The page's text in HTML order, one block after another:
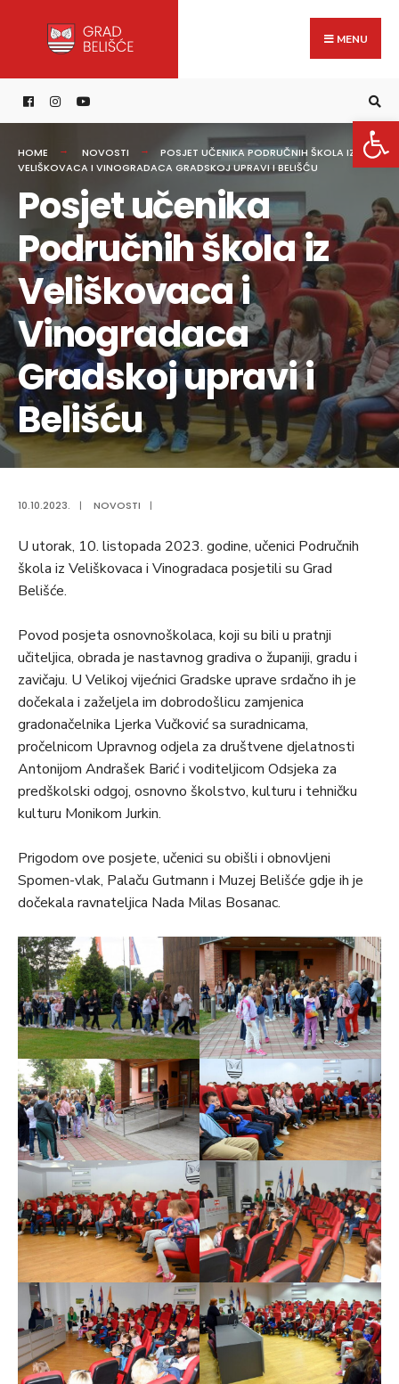
content
MENU
HOME NOVOSTI
POSJET UČENIKA PODRUČNIH ŠKOLA IZ
VELIŠKOVACA I VINOGRADACA GRADSKOJ UPRAVI I BELIŠĆU
Posjet učenika
Područnih škola iz
Veliškovaca i
Vinogradaca
Gradskoj upravi i
Belišću
10.10.2023. | NOVOSTI |
U utorak, 10. listopada 2023. godine, učenici Područnih
škola iz Veliškovaca i Vinogradaca posjetili su Grad
Belišće.
Povod posjeta osnovnoškolaca, koji su bili u pratnji
učiteljica, obrada je nastavnog gradiva o županiji, gradu i
zavičaju. U Velikoj vijećnici Gradske uprave srdačno ih je
dočekala i zaželjela im dobrodošlicu zamjenica
gradonačelnika Ljerka Vučković sa suradnicama,
pročelnicom Upravnog odjela za društvene djelatnosti
Antonijom Andrašek Barić i voditeljicom Odsjeka za
predškolski odgoj, osnovno školstvo, kulturu i tehničku
kulturu Monikom Jurkin.
Prigodom ove posjete, učenici su obišli i obnovljeni
Spomen-vlak, Palaču Gutmann i Muzej Belišće gdje ih je
dočekala ravnateljica Nada Milas Bosanac.
for: